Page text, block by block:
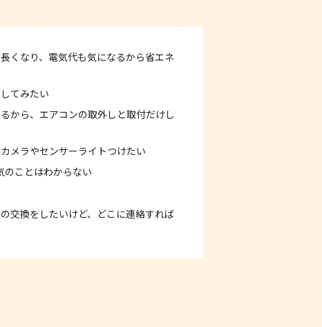
くなり、電気代も気になるから省エネ
てみたい
から、エアコンの取外しと取付だけし
メラやセンサーライトつけたい
のことはわからない
交換をしたいけど、どこに連絡すれば